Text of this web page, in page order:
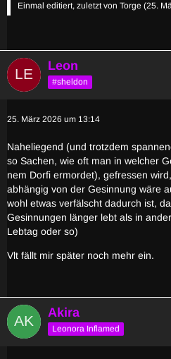
Einmal editiert, zuletzt von Torge (25.
Leon
#sheldon
25. März 2026 um 13:14
Naheliegend (und trotzdem
so Sachen, wie oft man in welcher
nem Dorfi ermordet), gefressen
abhängig von der Gesinnung wäre
wohl etwas verfälscht dadurch ist,
Gesinnungen länger lebt als in
Lebtag oder so)
Vlt fällt mir später noch mehr ein.
Akira
Leonora Inflamed